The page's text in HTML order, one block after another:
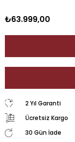
₺63.999,00
2 Yıl Garanti
Ücretsiz Kargo
30 Gün İade